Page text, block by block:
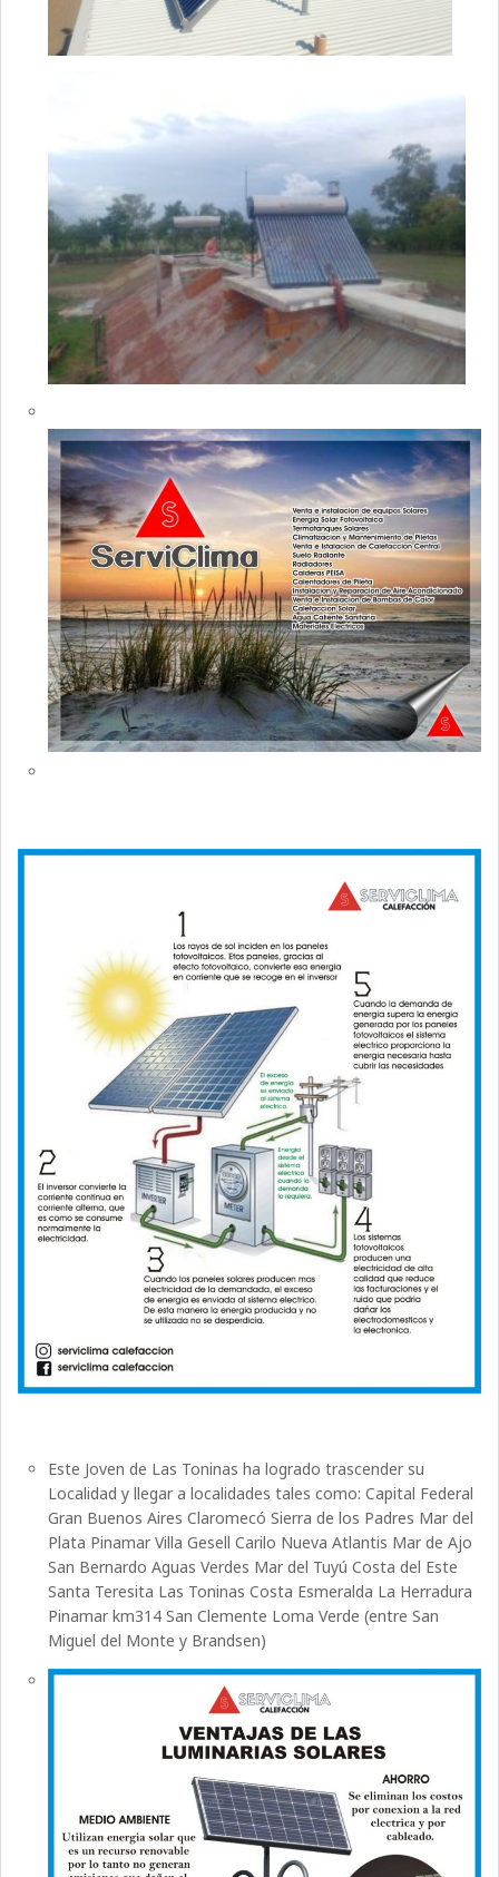
Este Joven de Las Toninas ha logrado trascender su
Localidad y llegar a localidades tales como: Capital Federal
Gran Buenos Aires Claromecó Sierra de los Padres Mar del
Plata Pinamar Villa Gesell Carilo Nueva Atlantis Mar de Ajo
San Bernardo Aguas Verdes Mar del Tuyú Costa del Este
Santa Teresita Las Toninas Costa Esmeralda La Herradura
Pinamar km314 San Clemente Loma Verde (entre San
Miguel del Monte y Brandsen)